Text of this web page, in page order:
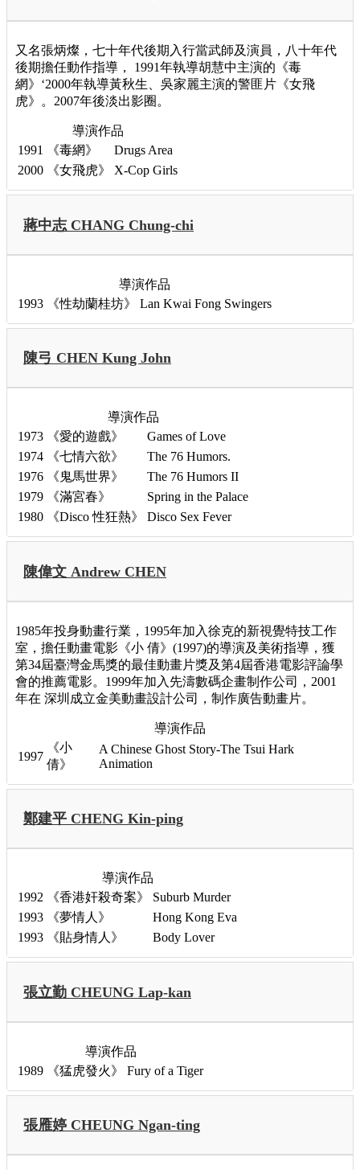
又名張炳燦，七十年代後期入行當武師及演員，八十年代
後期擔任動作指導， 1991年執導胡慧中主演的《毒
網》‘2000年執導黃秋生、吳家麗主演的警匪片《女飛
虎》。2007年後淡出影圈。
導演作品
1991
《毒網》
Drugs Area
2000
《女飛虎》 X-Cop Girls
蔣中志 CHANG Chung-chi
導演作品
1993
《性劫蘭桂坊》 Lan Kwai Fong Swingers
陳弓 CHEN Kung John
導演作品
1973
《愛的遊戲》
Games of Love
1974
《七情六欲》
The 76 Humors.
1976
《鬼馬世界》
The 76 Humors II
1979
《滿宮春》
Spring in the Palace
1980
《Disco 性狂熱》 Disco Sex Fever
陳偉文 Andrew CHEN
1985年投身動畫行業，1995年加入徐克的新視覺特技工作
室，擔任動畫電影《小 倩》(1997)的導演及美術指導，獲
第34屆臺灣金馬獎的最佳動畫片獎及第4屆香港電影評論學
會的推薦電影。1999年加入先濤數碼企畫制作公司，2001
年在 深圳成立金美動畫設計公司，制作廣告動畫片。
導演作品
1997
《小
倩》
A Chinese Ghost Story-The Tsui Hark
Animation
鄭建平 CHENG Kin-ping
導演作品
1992
《香港奸殺奇案》
Suburb Murder
1993
《夢情人》
Hong Kong Eva
1993
《貼身情人》 Body Lover
張立勤 CHEUNG Lap-kan
導演作品
1989
《猛虎發火》 Fury of a Tiger
張雁婷 CHEUNG Ngan-ting